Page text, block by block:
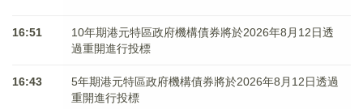
16:51
10年期港元特區政府機構債券將於2026年8月12日透
過重開進行投標
16:43
5年期港元特區政府機構債券將於2026年8月12日透過
重開進行投標